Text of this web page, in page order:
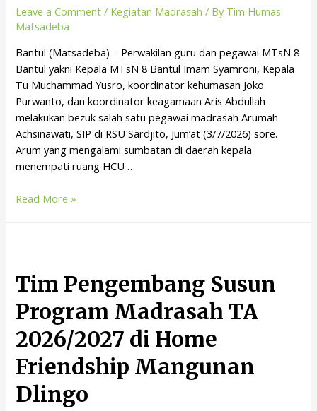
Leave a Comment / Kegiatan Madrasah / By Tim Humas
Matsadeba
Bantul (Matsadeba) – Perwakilan guru dan pegawai MTsN 8
Bantul yakni Kepala MTsN 8 Bantul Imam Syamroni, Kepala
Tu Muchammad Yusro, koordinator kehumasan Joko
Purwanto, dan koordinator keagamaan Aris Abdullah
melakukan bezuk salah satu pegawai madrasah Arumah
Achsinawati, SIP di RSU Sardjito, Jum’at (3/7/2026) sore.
Arum yang mengalami sumbatan di daerah kepala
menempati ruang HCU …
Read More »
Tim Pengembang Susun
Program Madrasah TA
2026/2027 di Home
Friendship Mangunan
Dlingo